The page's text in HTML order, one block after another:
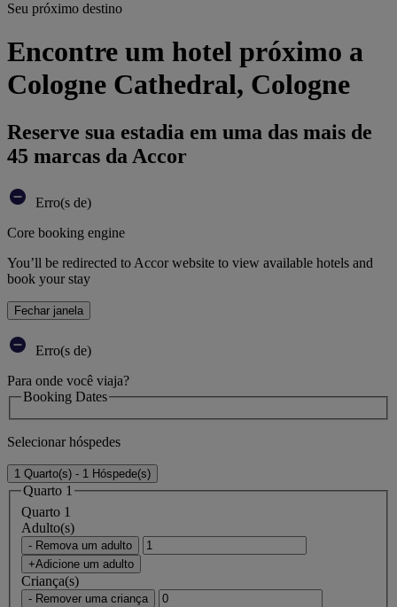
Seu próximo destino
Encontre um hotel próximo a
Cologne Cathedral, Cologne
Reserve sua estadia em uma das mais de
45 marcas da Accor
Erro(s de)
Core booking engine
You’ll be redirected to Accor website to view available hotels and
book your stay
Fechar janela
Erro(s de)
Para onde você viaja?
Booking Dates
Selecionar hóspedes
1 Quarto(s) - 1 Hóspede(s)
Quarto 1
Quarto 1
Adulto(s)
- Remova um adulto
+Adicione um adulto
Criança(s)
- Remover uma criança